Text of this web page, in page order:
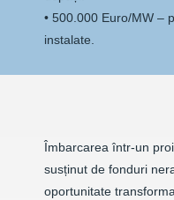
• 500.000 Euro/MW –
instalate.
Îmbarcarea într-un
susținut de fonduri
oportunitate